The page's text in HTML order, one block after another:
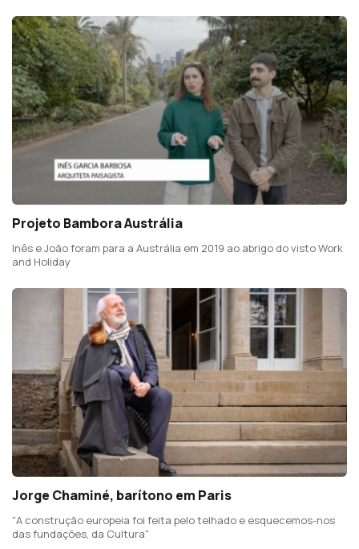
Projeto Bambora Austrália
Inês e João foram para a Austrália em 2019 ao abrigo do visto Work
and Holiday
Jorge Chaminé, barítono em Paris
"A construção europeia foi feita pelo telhado e esquecemos-nos
das fundações, da Cultura"